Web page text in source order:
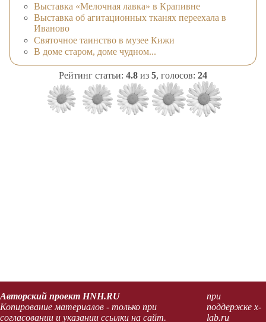
Выставка «Мелочная лавка» в Крапивне
Выставка об агитационных тканях переехала в
Иваново
Святочное таинство в музее Кижи
В доме старом, доме чудном...
Рейтинг статьи: 4.8 из 5, голосов: 24
Авторский проект HNH.RU
Копирование материалов - только при
согласовании и указании ссылки на сайт.
при
поддержке x-
lab.ru